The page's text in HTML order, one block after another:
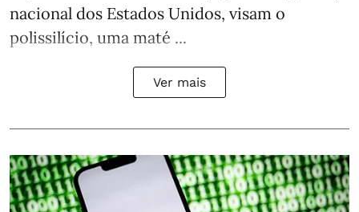
nacional dos Estados Unidos, visam o
polissilício, uma maté ...
Ver mais